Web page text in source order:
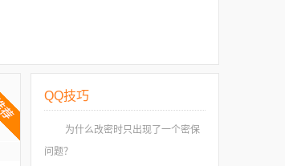
QQ技巧
为什么改密时只出现了一个密保
问题？